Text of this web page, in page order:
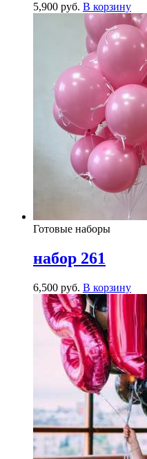
5,900 руб. В корзину
Готовые наборы
набор 261
6,500 руб. В корзину